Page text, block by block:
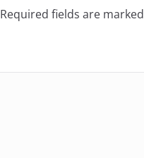
Required fields are marked